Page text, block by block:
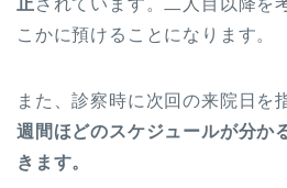
こかに預けることになります。
また、診察時に次回の来院日を
週間ほどのスケジュールが分か
きます。